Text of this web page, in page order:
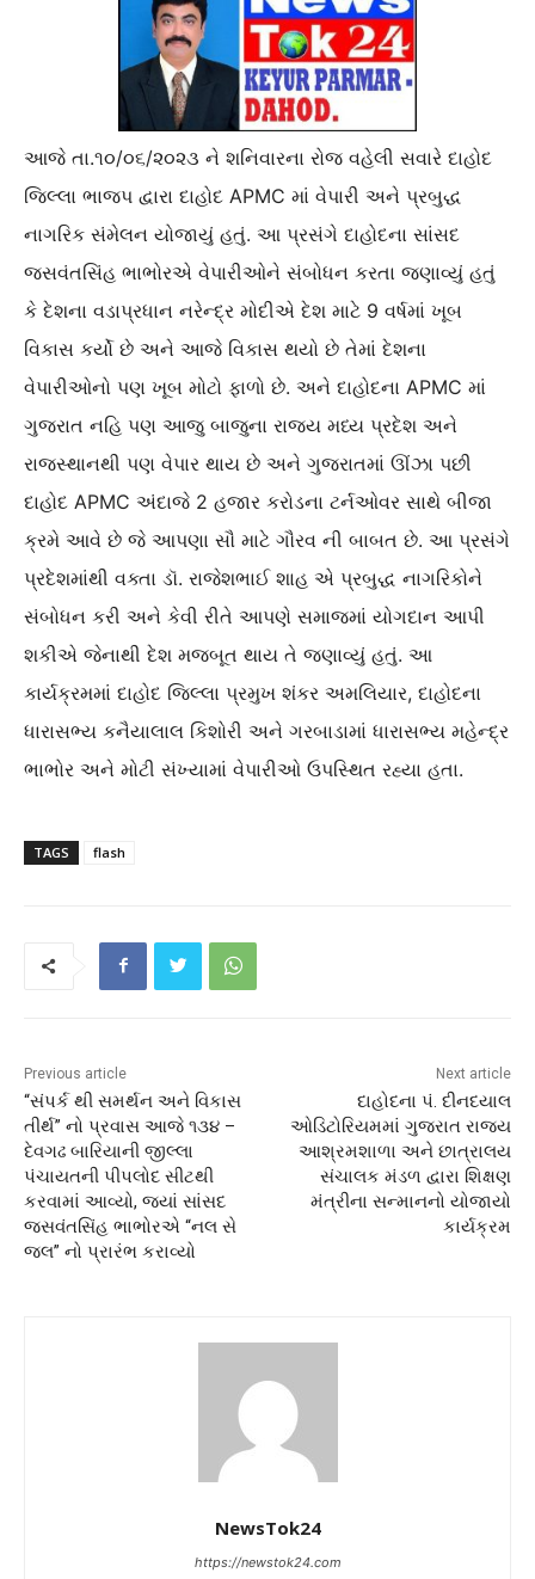
આજે તા.૧૦/૦૬/૨૦૨૩ ને શનિવારના રોજ વહેલી સવારે દાહોદ
જિલ્લા ભાજપ દ્વારા દાહોદ APMC માં વેપારી અને પ્રબુદ્ધ
નાગરિક સંમેલન યોજાયું હતું. આ પ્રસંગે દાહોદના સાંસદ
જસવંતસિંહ ભાભોરએ વેપારીઓને સંબોધન કરતા જણાવ્યું હતું
કે દેશના વડાપ્રધાન નરેન્દ્ર મોદીએ દેશ માટે 9 વર્ષમાં ખૂબ
વિકાસ કર્યો છે અને આજે વિકાસ થયો છે તેમાં દેશના
વેપારીઓનો પણ ખૂબ મોટો ફાળો છે. અને દાહોદના APMC માં
ગુજરાત નહિ પણ આજુ બાજુના રાજ્ય મધ્ય પ્રદેશ અને
રાજસ્થાનથી પણ વેપાર થાય છે અને ગુજરાતમાં ઊંઝા પછી
દાહોદ APMC અંદાજે 2 હજાર કરોડના ટર્નઓવર સાથે બીજા
ક્રમે આવે છે જે આપણા સૌ માટે ગૌરવ ની બાબત છે. આ પ્રસંગે
પ્રદેશમાંથી વક્તા ડૉ. રાજેશભાઈ શાહ એ પ્રબુદ્ધ નાગરિકોને
સંબોધન કરી અને કેવી રીતે આપણે સમાજમાં યોગદાન આપી
શકીએ જેનાથી દેશ મજબૂત થાય તે જણાવ્યું હતું. આ
કાર્યક્રમમાં દાહોદ જિલ્લા પ્રમુખ શંકર અમલિયાર, દાહોદના
ધારાસભ્ય કનૈયાલાલ કિશોરી અને ગરબાડામાં ધારાસભ્ય મહેન્દ્ર
ભાભોર અને મોટી સંખ્યામાં વેપારીઓ ઉપસ્થિત રહ્યા હતા.
TAGS flash
Previous article
“સંપર્ક થી સમર્થન અને વિકાસ
તીર્થ” નો પ્રવાસ આજે ૧૩૪ –
દેવગઢ બારિયાની જીલ્લા
પંચાયતની પીપલોદ સીટથી
કરવામાં આવ્યો, જ્યાં સાંસદ
જસવંતસિંહ ભાભોરએ “નલ સે
જલ” નો પ્રારંભ કરાવ્યો
Next article
દાહોદના પં. દીનદયાલ
ઓડિટોરિયમમાં ગુજરાત રાજ્ય
આશ્રમશાળા અને છાત્રાલય
સંચાલક મંડળ દ્વારા શિક્ષણ
મંત્રીના સન્માનનો યોજાયો
કાર્યક્રમ
NewsTok24
https://newstok24.com